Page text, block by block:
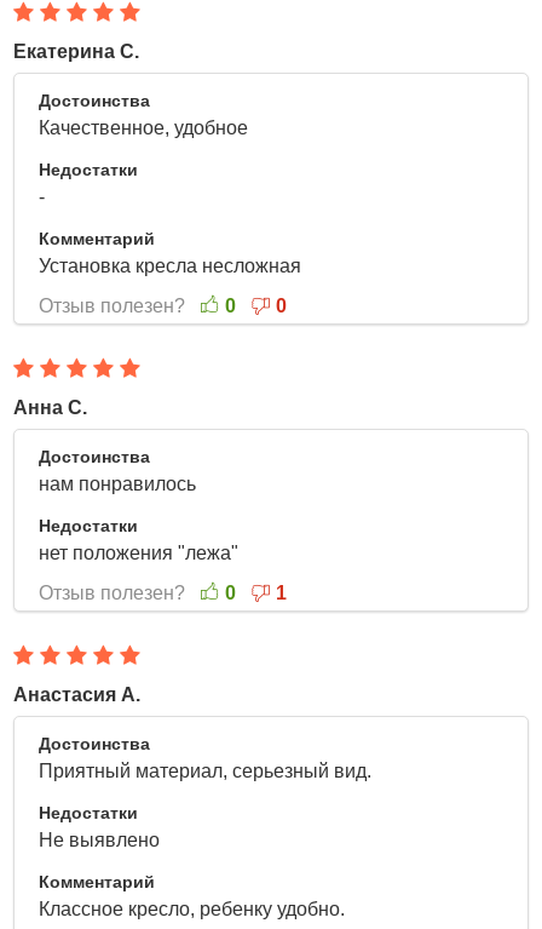
Екатерина С.
Достоинства
Качественное, удобное
Недостатки
-
Комментарий
Установка кресла несложная
Отзыв полезен?
0 0
Анна С.
Достоинства
нам понравилось
Недостатки
нет положения "лежа"
Отзыв полезен?
0 1
Анастасия А.
Достоинства
Приятный материал, серьезный вид.
Недостатки
Не выявлено
Комментарий
Классное кресло, ребенку удобно.